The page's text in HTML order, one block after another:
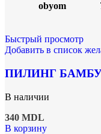
obyom
Быстрый просмотр
Добавить в список
ПИЛИНГ
В наличии
340 MDL
В корзину